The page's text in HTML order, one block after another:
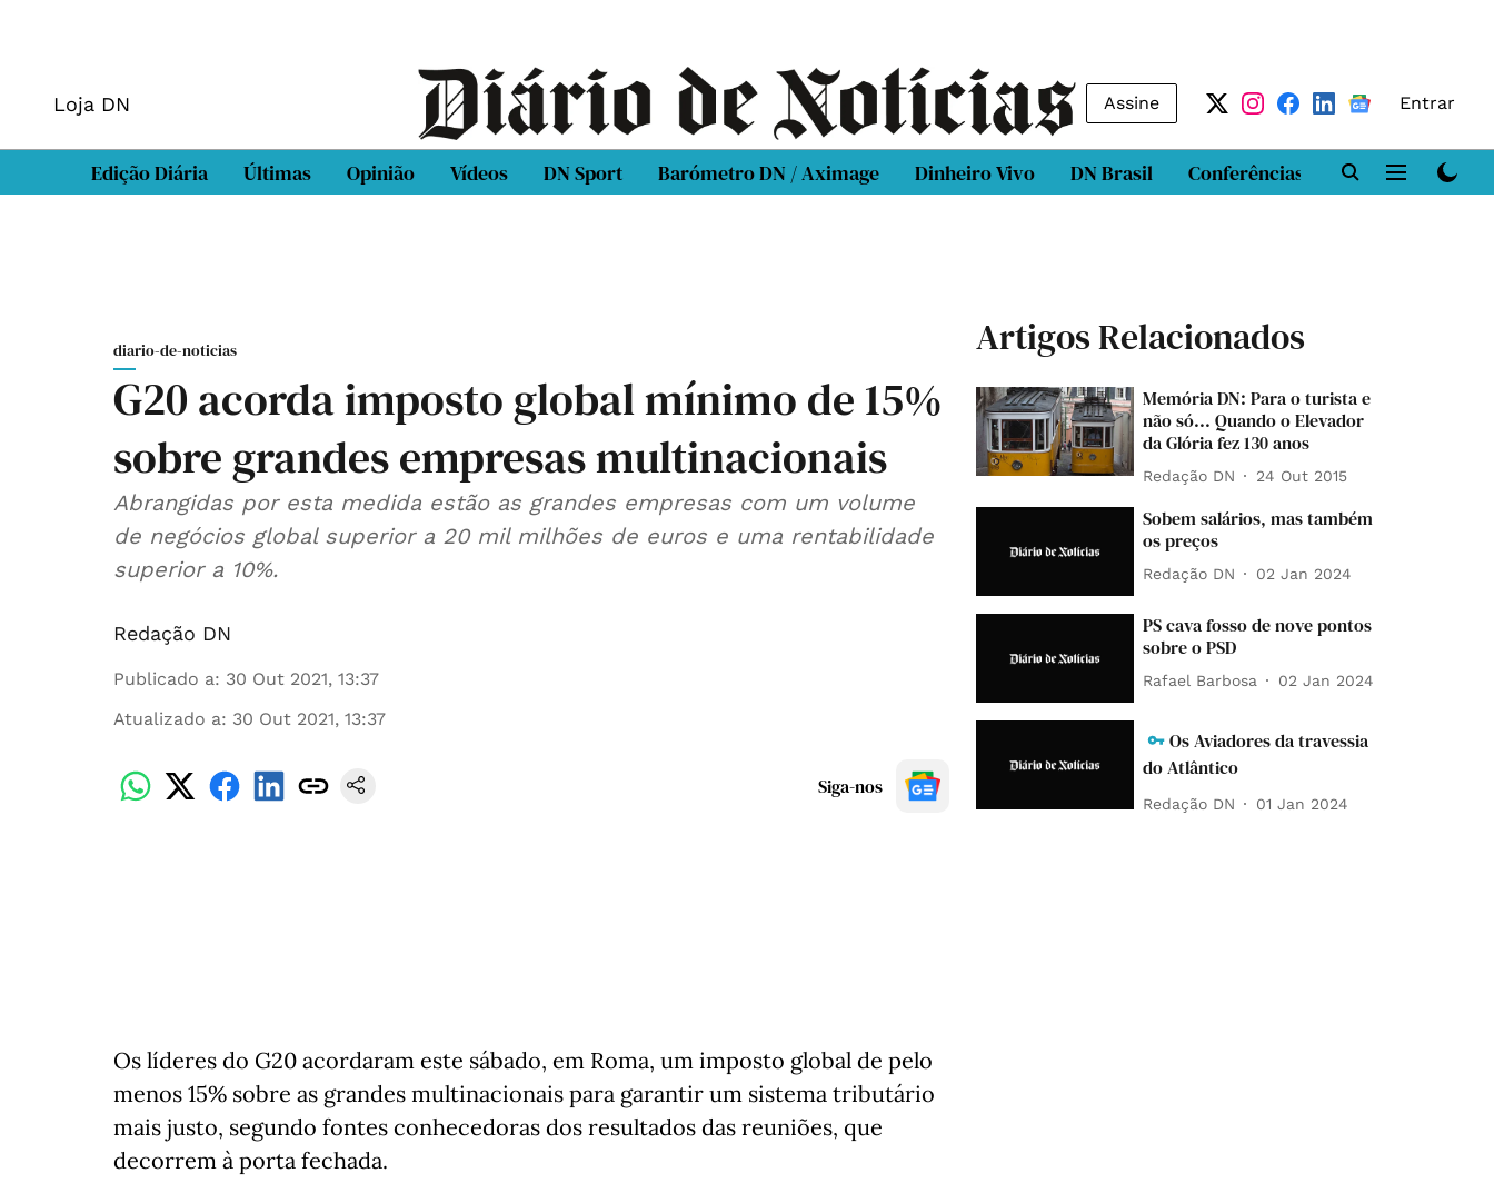
Loja DN Assine Entrar
Edição Diária Últimas Opinião Vídeos DN Sport Barómetro DN / Aximage Dinheiro Vivo DN Brasil Conferências DN LAB
diario-de-noticias
G20 acorda imposto global mínimo de 15%
sobre grandes empresas multinacionais
Abrangidas por esta medida estão as grandes empresas com um volume
de negócios global superior a 20 mil milhões de euros e uma rentabilidade
superior a 10%.
Redação DN
Publicado a: 30 Out 2021, 13:37
Atualizado a: 30 Out 2021, 13:37
Siga-nos
Os líderes do G20 acordaram este sábado, em Roma, um imposto global de pelo
menos 15% sobre as grandes multinacionais para garantir um sistema tributário
mais justo, segundo fontes conhecedoras dos resultados das reuniões, que
decorrem à porta fechada.
Artigos Relacionados
Memória DN: Para o turista e
não só... Quando o Elevador
da Glória fez 130 anos
Redação DN 24 Out 2015
Sobem salários, mas também
os preços
Redação DN 02 Jan 2024
PS cava fosso de nove pontos
sobre o PSD
Rafael Barbosa 02 Jan 2024
Os Aviadores da travessia
do Atlântico
Redação DN 01 Jan 2024